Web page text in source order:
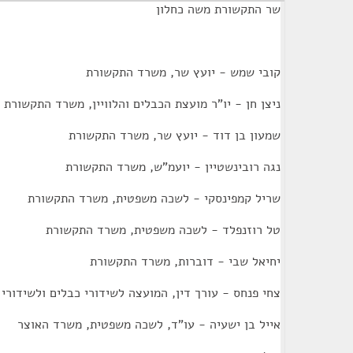
שר התקשורת משה כחלון
קובי שמש - יועץ שר, משרד התקשורת
ניצן חן - יו"ר מועצת הכבלים והלוויין, משרד התקשורת
שמעון בן דוד - יועץ שר, משרד התקשורת
נגה רובינשטיין - יועמ"ש, משרד התקשורת
שריל קמפינסקי - לשכה משפטית, משרד התקשורת
טל רוזנפלד - לשכה משפטית, משרד התקשורת
יחיאל שבי - דוברות, משרד התקשורת
צחי פנחס - עורך דין, המועצה לשידורי כבלים ולשידורי
אייל בן ישעיה - עו"ד, לשכה משפטית, משרד האוצר